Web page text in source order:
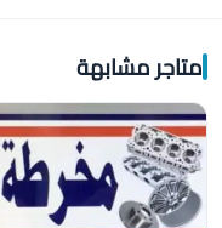
متاجر مشابهة